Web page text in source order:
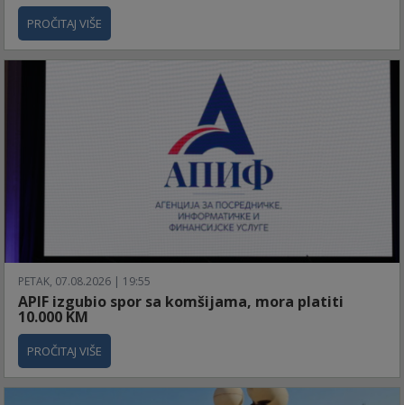
PROČITAJ VIŠE
PETAK, 07.08.2026 | 19:55
APIF izgubio spor sa komšijama, mora platiti
10.000 KM
PROČITAJ VIŠE